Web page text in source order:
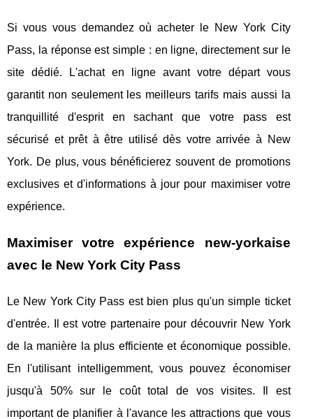
Si vous vous demandez où acheter le New York City
Pass, la réponse est simple : en ligne, directement sur le
site dédié. L'achat en ligne avant votre départ vous
garantit non seulement les meilleurs tarifs mais aussi la
tranquillité d'esprit en sachant que votre pass est
sécurisé et prêt à être utilisé dès votre arrivée à New
York. De plus, vous bénéficierez souvent de promotions
exclusives et d'informations à jour pour maximiser votre
expérience.
Maximiser votre expérience new-yorkaise
avec le New York City Pass
Le New York City Pass est bien plus qu'un simple ticket
d'entrée. Il est votre partenaire pour découvrir New York
de la manière la plus efficiente et économique possible.
En l'utilisant intelligemment, vous pouvez économiser
jusqu'à 50% sur le coût total de vos visites. Il est
important de planifier à l'avance les attractions que vous